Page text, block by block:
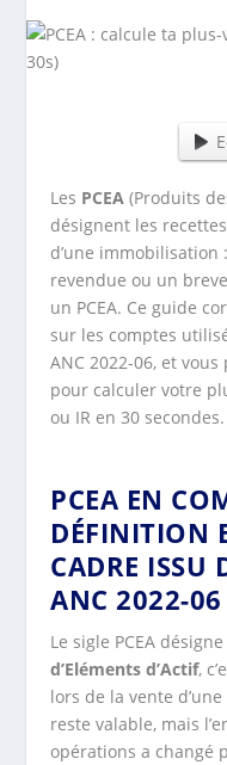
Les PCEA (Produits
désignent les
d’une
revendue ou un
un PCEA. Ce guide
sur les comptes
ANC 2022-06, et
pour calculer votre
ou IR en 30 secondes.
PCEA EN
DÉFINITION
CADRE ISSU
ANC 2022-06
Le sigle PCEA
d’Eléments d’Actif,
lors de la vente
reste valable, mais
opérations a changé